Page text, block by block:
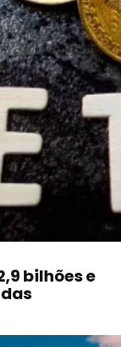
bilhões e